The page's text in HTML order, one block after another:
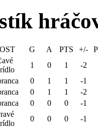
G A PTS +/-
1 0 1
-2
0 1 1
-1
0 1 1
-2
0 0 0
-1
0 0 0 -1